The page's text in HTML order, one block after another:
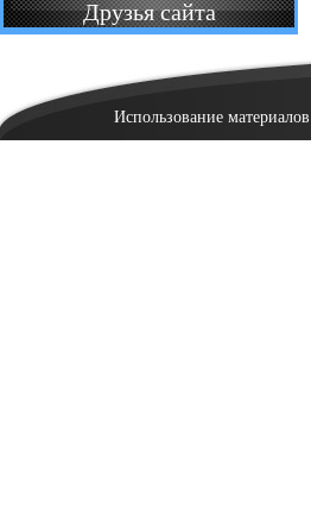
Друзья сайта
Использование